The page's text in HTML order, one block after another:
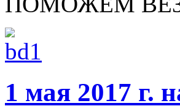
1 мая 2017 г.